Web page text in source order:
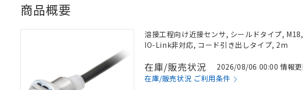
商品概要
溶接工程向け近接センサ, シールドタイプ,
IO-Link非対応, コード引き出しタイプ, 2m
在庫/販売状況
2026/08/06 00:00 情報
在庫/販売状況 ご利用条件